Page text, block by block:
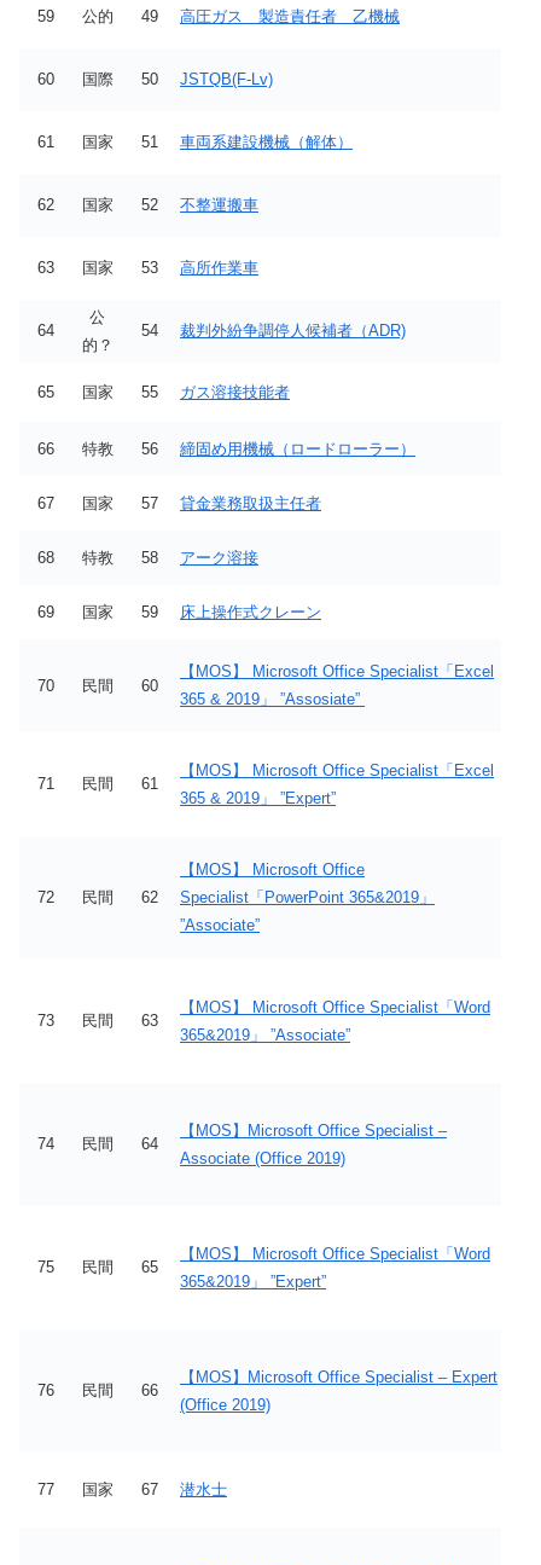
59 公的 49 高圧ガス 製造責任者 乙機械
60 国際 50 JSTQB(F-Lv)
61 国家 51 車両系建設機械（解体）
62 国家 52 不整運搬車
63 国家 53 高所作業車
64
公
的？
54 裁判外紛争調停人候補者（ADR)
65 国家 55 ガス溶接技能者
66 特教 56 締固め用機械（ロードローラー）
67 国家 57 貸金業務取扱主任者
68 特教 58 アーク溶接
69 国家 59 床上操作式クレーン
70 民間 60
【MOS】 Microsoft Office Specialist「Excel
365 & 2019」 ”Assosiate”
71 民間 61
【MOS】 Microsoft Office Specialist「Excel
365 & 2019」 ”Expert”
72 民間 62
【MOS】 Microsoft Office
Specialist「PowerPoint 365&2019」
”Associate”
73 民間 63
【MOS】 Microsoft Office Specialist「Word
365&2019」 ”Associate”
74 民間 64
【MOS】Microsoft Office Specialist –
Associate (Office 2019)
75 民間 65
【MOS】 Microsoft Office Specialist「Word
365&2019」 ”Expert”
76 民間 66
【MOS】Microsoft Office Specialist – Expert
(Office 2019)
77 国家 67 潜水士